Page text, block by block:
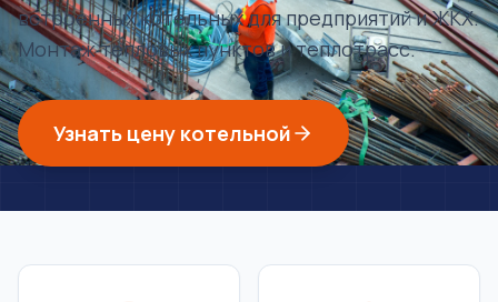
встроенных котельных для предприятий и ЖКХ.
Монтаж тепловых пунктов и теплотрасс.
Узнать цену котельной